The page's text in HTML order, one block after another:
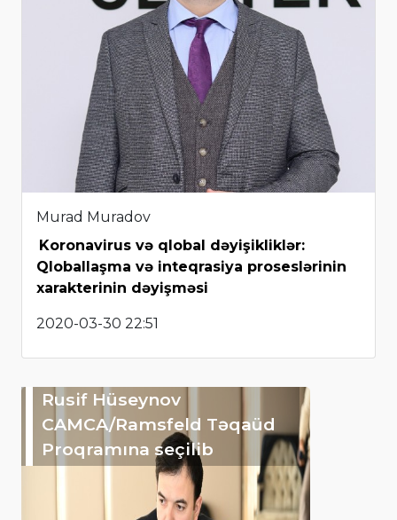
Murad Muradov
Koronavirus və qlobal dəyişikliklər:
Qloballaşma və inteqrasiya proseslərinin
xarakterinin dəyişməsi
2020-03-30 22:51
Rusif Hüseynov
CAMCA/Ramsfeld Təqaüd
Proqramına seçilib